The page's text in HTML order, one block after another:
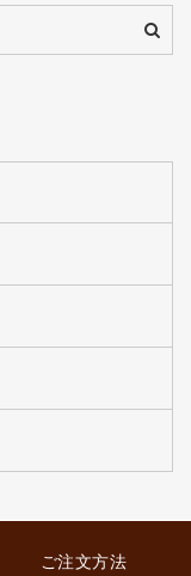
ご注文方法